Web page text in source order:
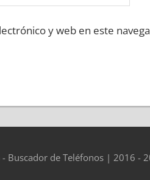
y web en este
Buscador de Teléfonos | 2016 -